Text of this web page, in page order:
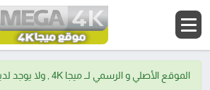
الموقع الأصلي و الرسمي لــ ميجا 4K , ولا يوجد لدينا موقع اخر.